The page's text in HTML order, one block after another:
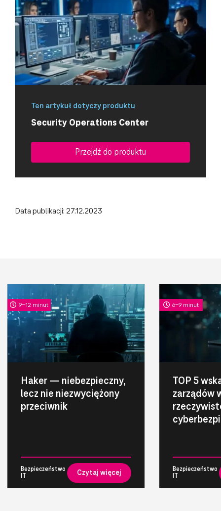
Ten artykuł dotyczy produktu
Security Operations Center
Przejdź do produktu
Data publikacji: 27.12.2023
9-12 minut
Haker — niebezpieczny,
lecz nie niezwyciężony
przeciwnik
Bezpieczeństwo
IT
Czytaj więcej
6-9 minut
TOP 5
zarządów
Bezpieczeństwo
IT